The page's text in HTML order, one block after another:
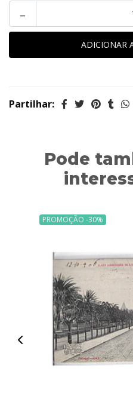
-
Partilhar:
Pode
PROMOÇÃO -30%